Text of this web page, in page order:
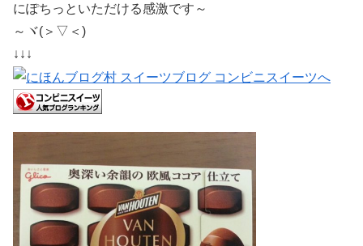
にぽちっといただける感激です～
～ヾ(＞▽＜)
↓↓↓